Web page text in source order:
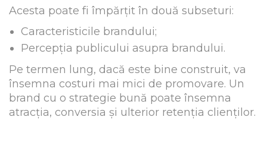
Acesta poate fi împărțit în două subseturi:
Caracteristicile brandului;
Percepția publicului asupra brandului.
Pe termen lung, dacă este bine construit, va
însemna costuri mai mici de promovare. Un
brand cu o strategie bună poate însemna
atracția, conversia și ulterior retenția clienților.